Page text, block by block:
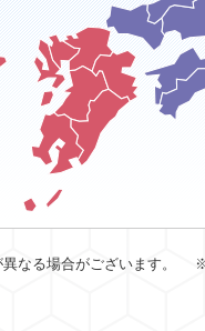
なる場合がございます。